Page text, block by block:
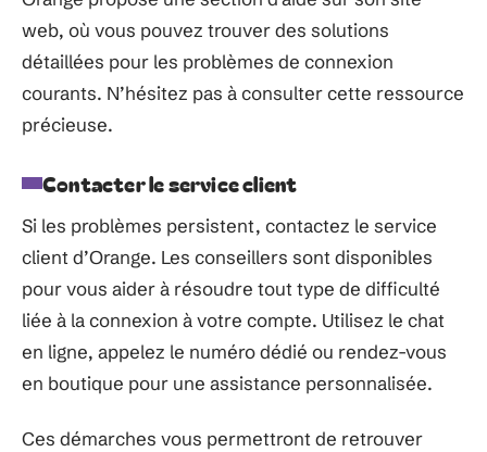
web, où vous pouvez trouver des solutions
détaillées pour les problèmes de connexion
courants. N’hésitez pas à consulter cette ressource
précieuse.
Contacter le service client
Si les problèmes persistent, contactez le service
client d’Orange. Les conseillers sont disponibles
pour vous aider à résoudre tout type de difficulté
liée à la connexion à votre compte. Utilisez le chat
en ligne, appelez le numéro dédié ou rendez-vous
en boutique pour une assistance personnalisée.
Ces démarches vous permettront de retrouver